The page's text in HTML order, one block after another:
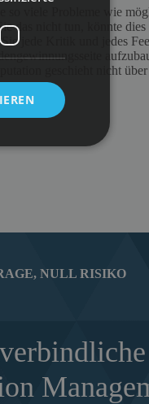
so viele Probleme wie
das nicht tun, könnte
jede Kritik und jedes
geschieht nicht
NULL RISIKO